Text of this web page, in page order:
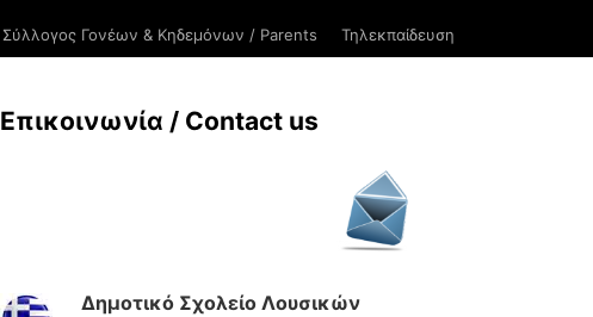
Σύλλογος Γονέων & Κηδεμόνων / Parents Τηλεκπαίδευση
Επικοινωνία / Contact us
Δημοτικό Σχολείο Λουσικών